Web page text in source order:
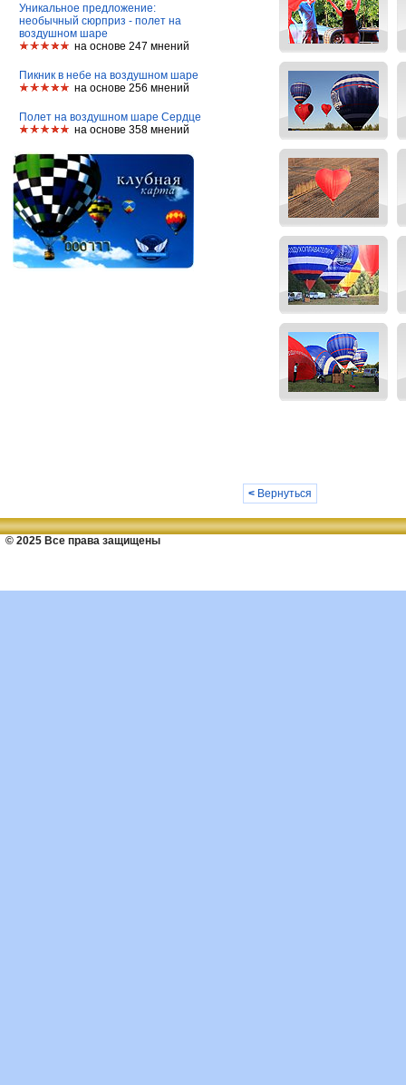
Уникальное предложение:
необычный сюрприз - полет на
воздушном шаре
на основе 247 мнений
Пикник в небе на воздушном шаре
на основе 256 мнений
Полет на воздушном шаре Сердце
на основе 358 мнений
< Вернуться
© 2025 Все права защищены